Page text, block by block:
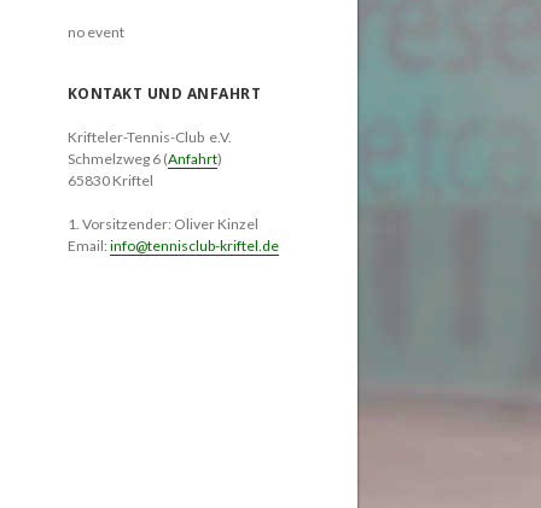
no event
KONTAKT UND ANFAHRT
Krifteler-Tennis-Club e.V.
Schmelzweg 6 (Anfahrt)
65830 Kriftel
1. Vorsitzender: Oliver Kinzel
Email: info@tennisclub-kriftel.de